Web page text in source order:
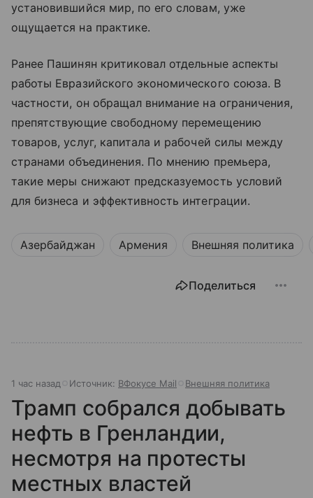
установившийся мир, по его словам, уже
ощущается на практике.
Ранее Пашинян критиковал отдельные аспекты
работы Евразийского экономического союза. В
частности, он обращал внимание на ограничения,
препятствующие свободному перемещению
товаров, услуг, капитала и рабочей силы между
странами объединения. По мнению премьера,
такие меры снижают предсказуемость условий
для бизнеса и эффективность интеграции.
Азербайджан Армения Внешняя политика
Поделиться
1 час назад Источник: ВФокусе Mail Внешняя политика
Трамп собрался добывать
нефть в Гренландии,
несмотря на протесты
местных властей